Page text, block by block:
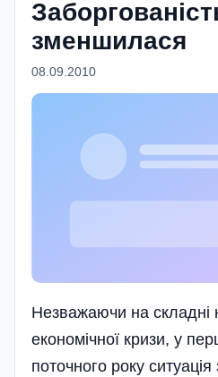
зменшилася
08.09.2010
Незважаючи на складні
еконо­мічної кризи, у
поточного року